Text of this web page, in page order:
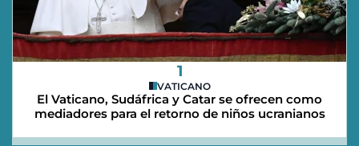
1
VATICANO
El Vaticano, Sudáfrica y Catar se ofrecen como
mediadores para el retorno de niños ucranianos